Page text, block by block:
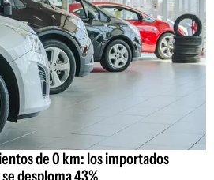
de 0 km: los importados
desploma 43%